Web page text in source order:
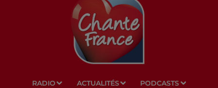
RADIO ACTUALITÉS PODCASTS